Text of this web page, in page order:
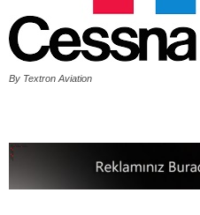
By Textron Aviation